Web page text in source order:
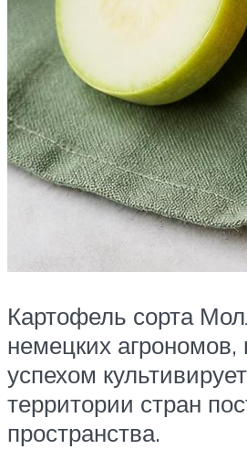
Картофель сорта
немецких агрономов,
успехом
территории стран
пространства.